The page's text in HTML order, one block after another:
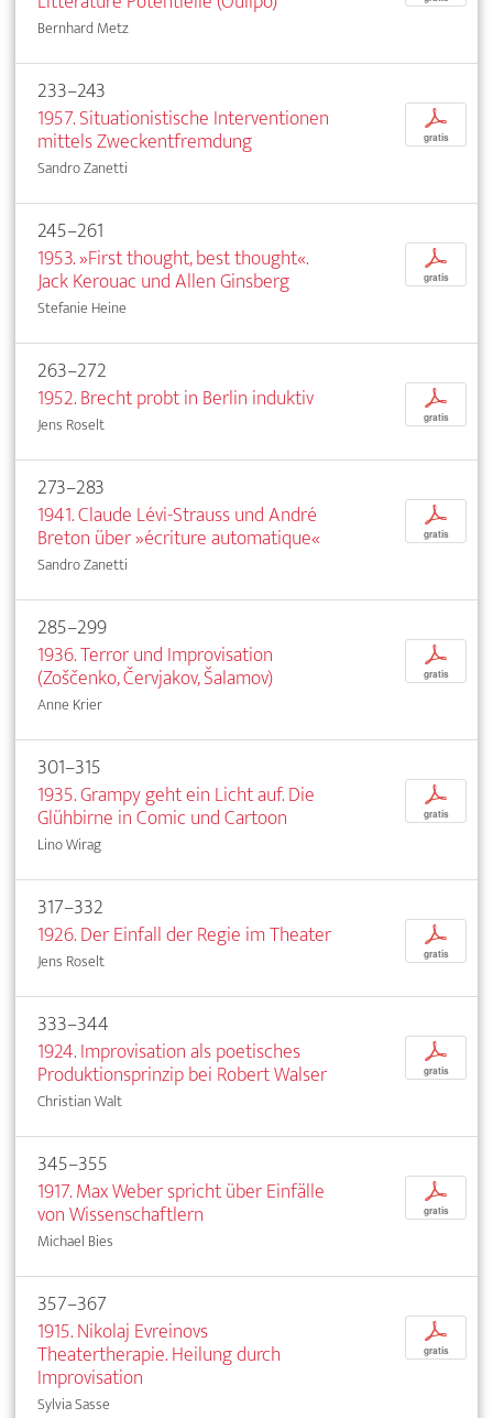
Bernhard Metz
233–243
1957. Situationistische Interventionen
mittels Zweckentfremdung
Sandro Zanetti
p
gratis
245–261
1953. »First thought, best thought«.
Jack Kerouac und Allen Ginsberg
Stefanie Heine
p
gratis
263–272
1952. Brecht probt in Berlin induktiv
Jens Roselt
p
gratis
273–283
1941. Claude Lévi-Strauss und André
Breton über »écriture automatique«
Sandro Zanetti
p
gratis
285–299
1936. Terror und Improvisation
(Zoščenko, Červjakov, Šalamov)
Anne Krier
p
gratis
301–315
1935. Grampy geht ein Licht auf. Die
Glühbirne in Comic und Cartoon
Lino Wirag
p
gratis
317–332
1926. Der Einfall der Regie im Theater
Jens Roselt
p
gratis
333–344
1924. Improvisation als poetisches
Produktionsprinzip bei Robert Walser
Christian Walt
p
gratis
345–355
1917. Max Weber spricht über Einfälle
von Wissenschaftlern
Michael Bies
p
gratis
357–367
1915. Nikolaj Evreinovs
Theatertherapie. Heilung durch
Improvisation
Sylvia Sasse
p
gratis